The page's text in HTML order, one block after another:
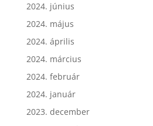
2024. június
2024. május
2024. április
2024. március
2024. február
2024. január
2023. december